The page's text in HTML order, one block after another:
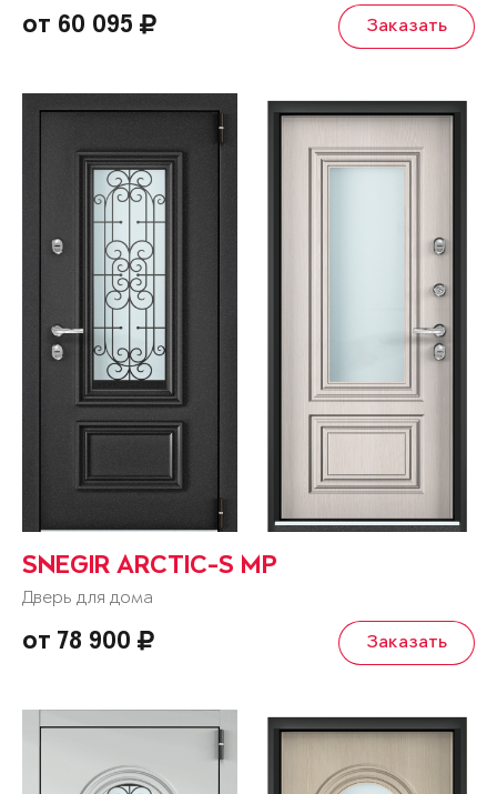
от 60 095 Заказать
SNEGIR ARCTIC-S MP
Дверь для дома
от 78 900 Заказать